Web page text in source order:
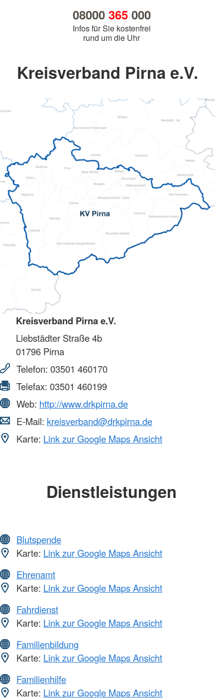
08000 365000
Infos für Sie kostenfrei
rund um die Uhr
Kreisverband Pirna e.V.
Kreisverband Pirna e.V.
Liebstädter Straße 4b
01796 Pirna
Telefon: 03501 460170
Telefax: 03501 460199
Web: http://www.drkpirna.de
E-Mail: kreisverband@drkpirna.de
Karte: Link zur Google Maps Ansicht
Dienstleistungen
Blutspende
Karte: Link zur Google Maps Ansicht
Ehrenamt
Karte: Link zur Google Maps Ansicht
Fahrdienst
Karte: Link zur Google Maps Ansicht
Familienbildung
Karte: Link zur Google Maps Ansicht
Familienhilfe
Karte: Link zur Google Maps Ansicht